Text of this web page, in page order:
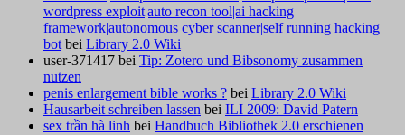
wordpress exploit|auto recon tool|ai hacking
framework|autonomous cyber scanner|self running hacking
botbei Library 2.0 Wiki
user-371417 bei Tip: Zotero und Bibsonomy zusammen
nutzen
penis enlargement bible works ? bei Library 2.0 Wiki
Hausarbeit schreiben lassen bei ILI 2009: David Patern
sex trần hà linh bei Handbuch Bibliothek 2.0 erschienen